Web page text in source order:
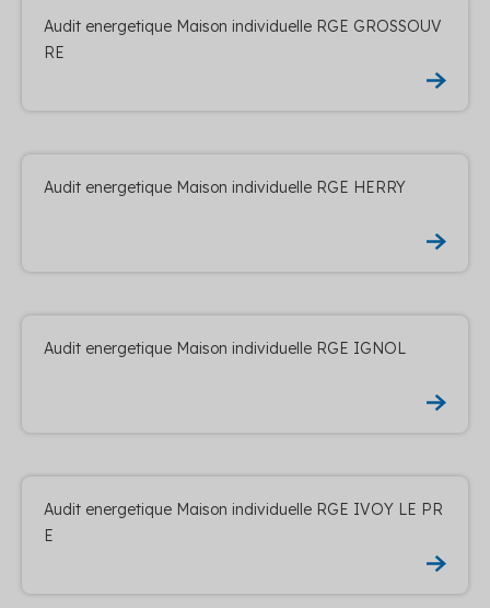
Audit energetique Maison individuelle RGE GROSSOUV
RE
Audit energetique Maison individuelle RGE HERRY
Audit energetique Maison individuelle RGE IGNOL
Audit energetique Maison individuelle RGE IVOY LE PR
E